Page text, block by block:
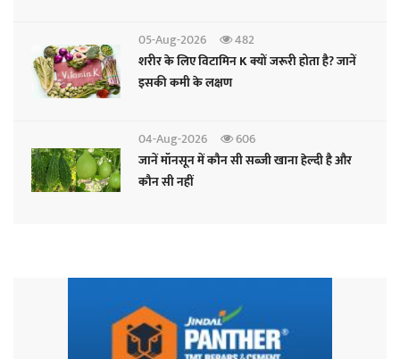
05-Aug-2026
482
शरीर के लिए विटामिन K क्यों जरूरी होता है? जानें
इसकी कमी के लक्षण
04-Aug-2026
606
जानें मॉनसून में कौन सी सब्जी खाना हेल्दी है और
कौन सी नहीं